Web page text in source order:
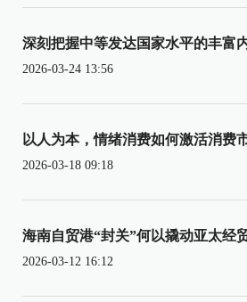
深刻把握中等发达国家水平的丰富
2026-03-24 13:56
以人为本，情绪消费如何激活消费
2026-03-18 09:18
海南自贸港“封关”何以撬动亚太经
2026-03-12 16:12